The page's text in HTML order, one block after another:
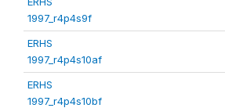
1997_r4p4s9f
ERHS
1997_r4p4s10af
ERHS
1997_r4p4s10bf